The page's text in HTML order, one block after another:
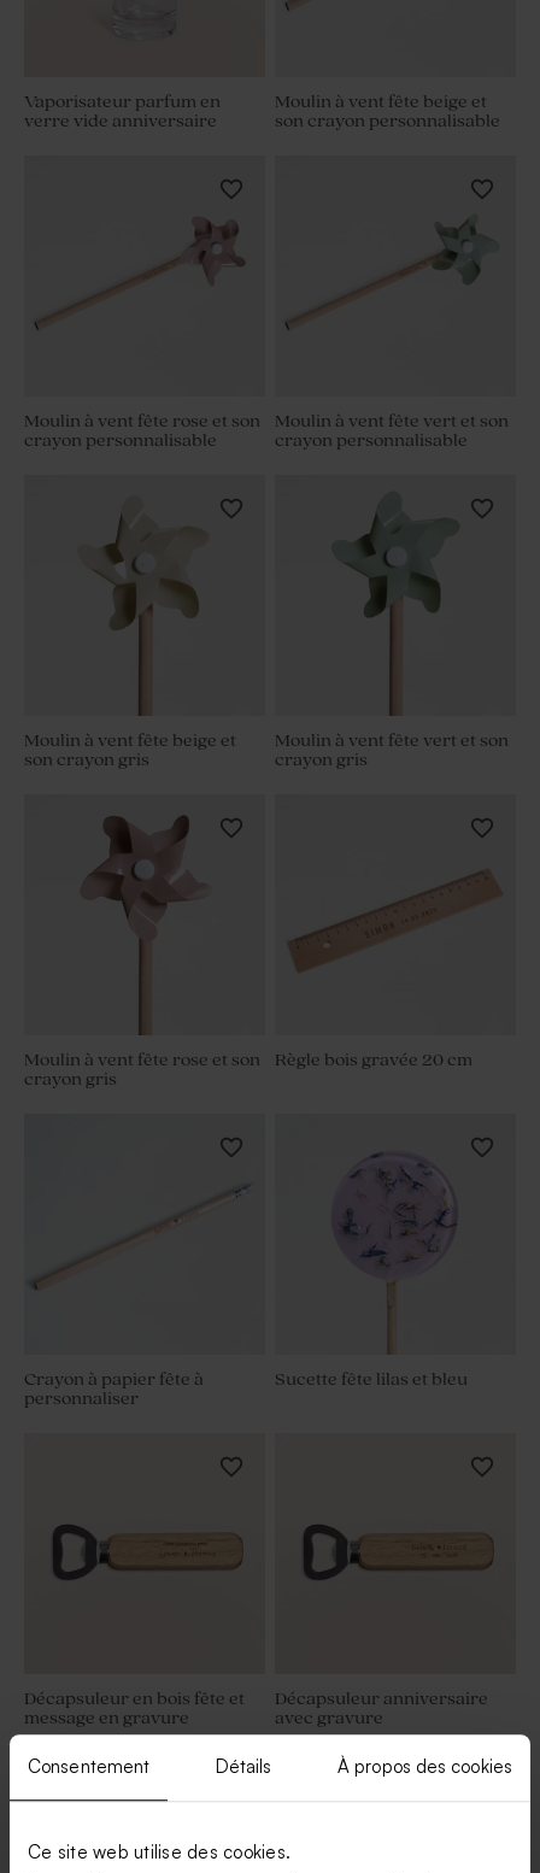
Consentement Détails À propos des cookies
Ce site web utilise des cookies.
Vaporisateur parfum en
verre vide anniversaire
Moulin à vent fête beige et
son crayon personnalisable
Moulin à vent fête rose et son
crayon personnalisable
Moulin à vent fête vert et son
crayon personnalisable
Moulin à vent fête beige et
son crayon gris
Moulin à vent fête vert et son
crayon gris
Moulin à vent fête rose et son
crayon gris
Règle bois gravée 20 cm
Crayon à papier fête à
personnaliser
Sucette fête lilas et bleu
Décapsuleur en bois fête et
message en gravure
Décapsuleur anniversaire
avec gravure